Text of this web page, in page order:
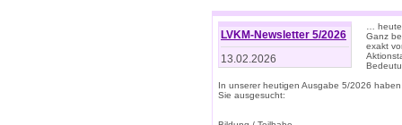
LVKM-Newsletter 5/2026
13.02.2026
…
Ganz
exakt
In unserer heutigen Ausgabe 5/2026
Sie ausgesucht: